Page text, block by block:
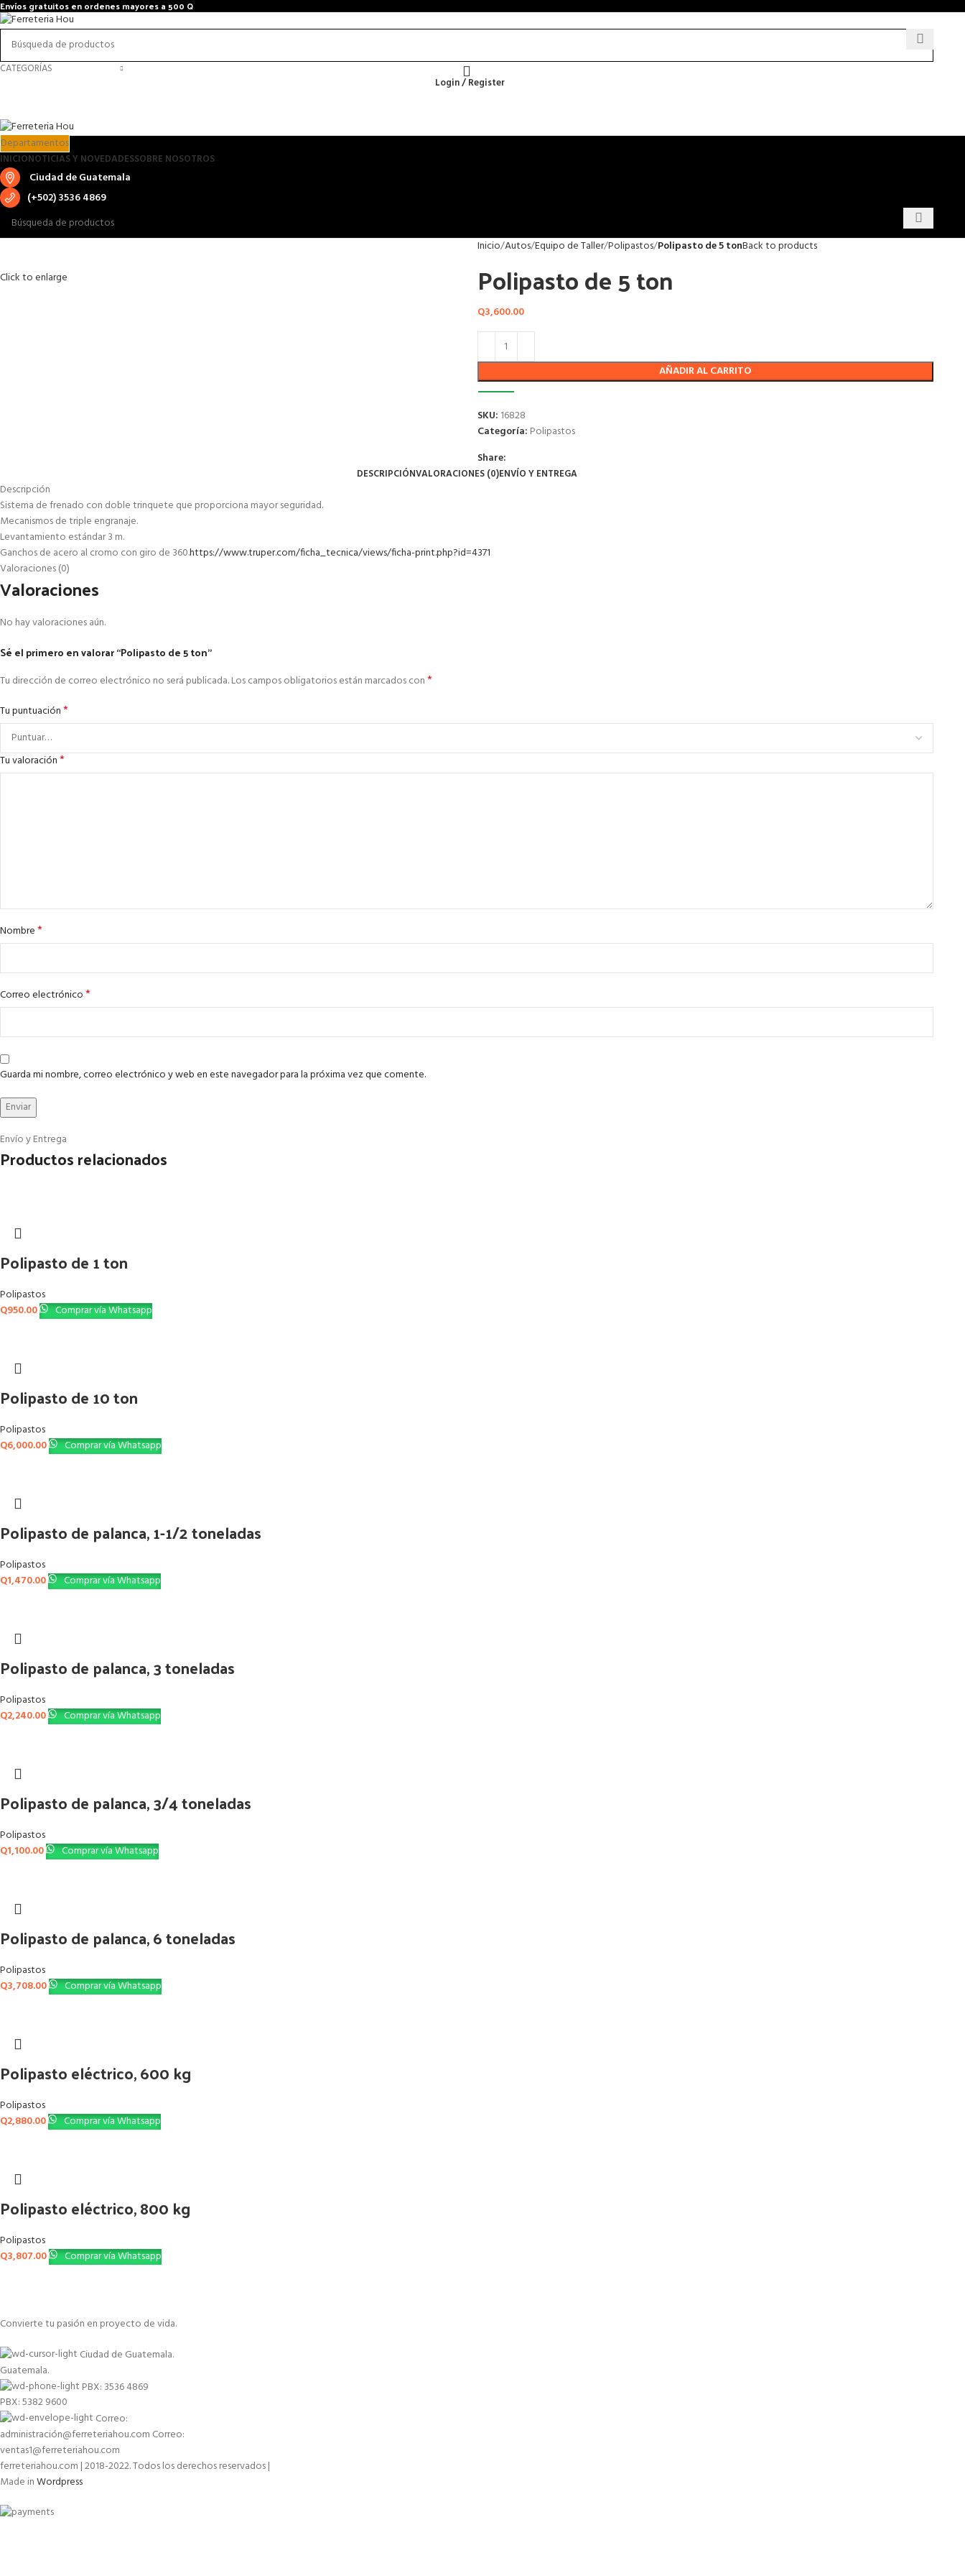
Envíos gratuitos en ordenes mayores a 500 Q
CATEGORÍAS
Login / Register
Departamentos
INICIONOTICIAS Y NOVEDADESSOBRE NOSOTROS
Ciudad de Guatemala
(+502) 3536 4869
Click to enlarge
Inicio Autos Equipo de Taller Polipastos Polipasto de 5 tonBack to products
Polipasto de 5 ton
Q3,600.00
AÑADIR AL CARRITO
SKU: 16828
Categoría: Polipastos
Share:
DESCRIPCIÓNVALORACIONES (0)ENVÍO Y ENTREGA
Descripción
Sistema de frenado con doble trinquete que proporciona mayor seguridad.
Mecanismos de triple engranaje.
Levantamiento estándar 3 m.
Ganchos de acero al cromo con giro de 360.https://www.truper.com/ficha_tecnica/views/ficha-print.php?id=4371
Valoraciones (0)
Valoraciones
No hay valoraciones aún.
Sé el primero en valorar “Polipasto de 5 ton”
Tu dirección de correo electrónico no será publicada.Los campos obligatorios están marcados con*
Tu puntuación*
Tu valoración*
Nombre*
Correo electrónico*
Guarda mi nombre, correo electrónico y web en este navegador para la próxima vez que comente.
Envío y Entrega
Productos relacionados
Polipasto de 1 ton
Polipastos
Q950.00 Comprar vía Whatsapp
Polipasto de 10 ton
Polipastos
Q6,000.00 Comprar vía Whatsapp
Polipasto de palanca, 1-1/2 toneladas
Polipastos
Q1,470.00 Comprar vía Whatsapp
Polipasto de palanca, 3 toneladas
Polipastos
Q2,240.00 Comprar vía Whatsapp
Polipasto de palanca, 3/4 toneladas
Polipastos
Q1,100.00 Comprar vía Whatsapp
Polipasto de palanca, 6 toneladas
Polipastos
Q3,708.00 Comprar vía Whatsapp
Polipasto eléctrico, 600 kg
Polipastos
Q2,880.00 Comprar vía Whatsapp
Polipasto eléctrico, 800 kg
Polipastos
Q3,807.00 Comprar vía Whatsapp
Convierte tu pasión en proyecto de vida.
Ciudad de Guatemala.
Guatemala.
PBX: 3536 4869
PBX: 5382 9600
Correo:
administración@ferreteriahou.com Correo:
ventas1@ferreteriahou.com
ferreteriahou.com | 2018-2022. Todos los derechos reservados |
Made inWordpress